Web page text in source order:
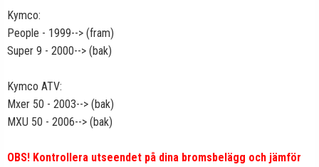
Kymco:
People - 1999--> (fram)
Super 9 - 2000--> (bak)
Kymco ATV:
Mxer 50 - 2003--> (bak)
MXU 50 - 2006--> (bak)
OBS! Kontrollera utseendet på dina bromsbelägg och jämför